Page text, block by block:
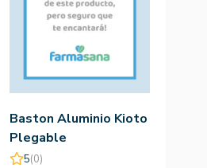
Baston Aluminio Kioto
Plegable
5(0)